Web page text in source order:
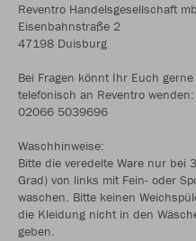
Reventro Handelsgesellschaft
Eisenbahnstraße 2
47198 Duisburg
Bei Fragen könnt Ihr Euch
telefonisch an Reventro wenden:
02066 5039696
Waschhinweise:
Bitte die veredelte Ware nur bei
Grad) von links mit Fein- oder
waschen. Bitte keinen
die Kleidung nicht in den
geben.